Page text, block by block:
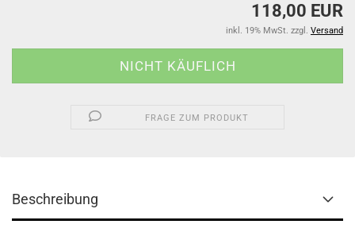
118,00 EUR
inkl. 19% MwSt. zzgl. Versand
FRAGE ZUM PRODUKT
Beschreibung